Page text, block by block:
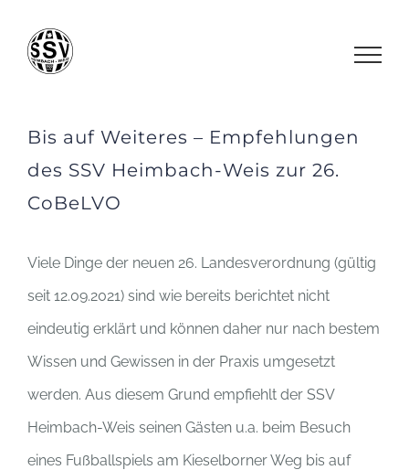
Inhalt
Bis auf Weiteres – Empfehlungen
des SSV Heimbach-Weis zur 26.
CoBeLVO
Viele Dinge der neuen 26. Landesverordnung (gültig
seit 12.09.2021) sind wie bereits berichtet nicht
eindeutig erklärt und können daher nur nach bestem
Wissen und Gewissen in der Praxis umgesetzt
werden. Aus diesem Grund empfiehlt der SSV
Heimbach-Weis seinen Gästen u.a. beim Besuch
eines Fußballspiels am Kieselborner Weg bis auf